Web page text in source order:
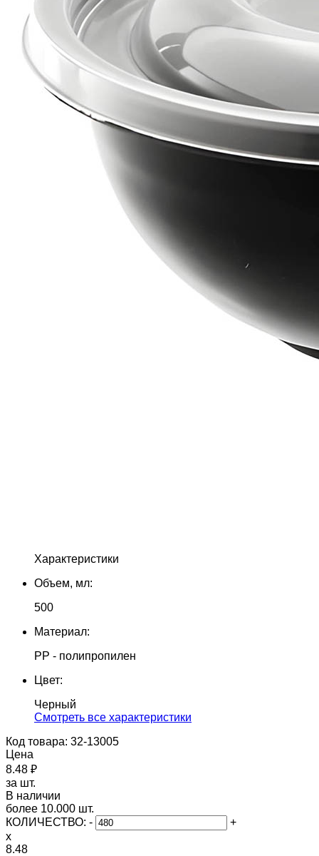
Характеристики
Объем, мл:
500
Материал:
PP - полипропилен
Цвет:
Черный
Cмотреть все характеристики
Код товара: 32-13005
Цена
8.48 ₽
за шт.
В наличии
более 10.000 шт.
КОЛИЧЕСТВО: -
+
x
8.48